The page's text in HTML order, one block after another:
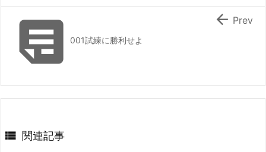
001試練に勝利せよ
 Prev
 関連記事